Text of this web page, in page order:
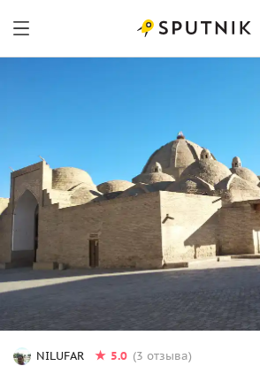
NILUFAR 5.0 (3 отзыва)